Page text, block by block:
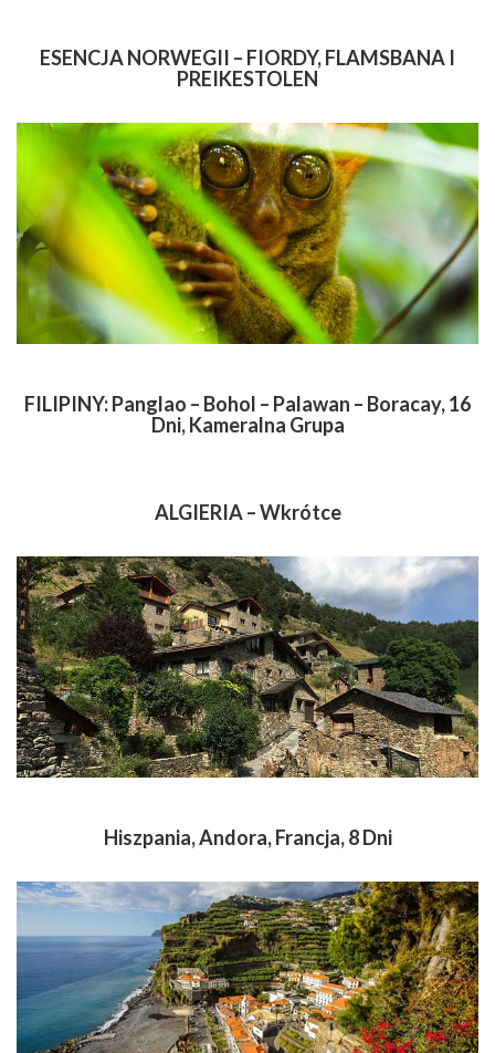
ESENCJA NORWEGII – FIORDY, FLAMSBANA I
PREIKESTOLEN
FILIPINY: Panglao – Bohol – Palawan – Boracay, 16
Dni, Kameralna Grupa
ALGIERIA – Wkrótce
Hiszpania, Andora, Francja, 8 Dni